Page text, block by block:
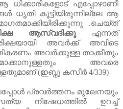
എപ്പോഴാണീ
ധൃതി കൂട്ടിയിരുന്നില്ലേ ആ
.ചെയ്ത്
ആസ്വദിക്കൂഎന്നത്
അവർക്ക് അവിടെ
അവർക്കുള്ള താക്കീതും
അവരെ
(ഇബ്നു കസീർ4/339)
പ്രവർത്തനം മുഖേനയും
നിഷേധത്തിൽ ഉറച്ച്